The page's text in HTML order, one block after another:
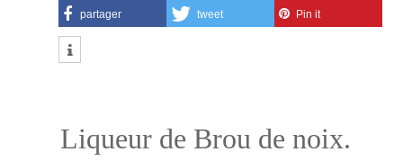
partager tweet Pin it
Liqueur de Brou de noix.